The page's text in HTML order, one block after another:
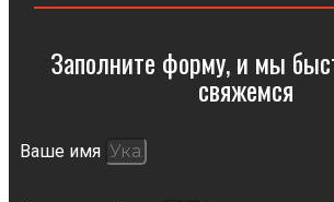
Заполните форму, и мы
свяжемся​
Ваше имя